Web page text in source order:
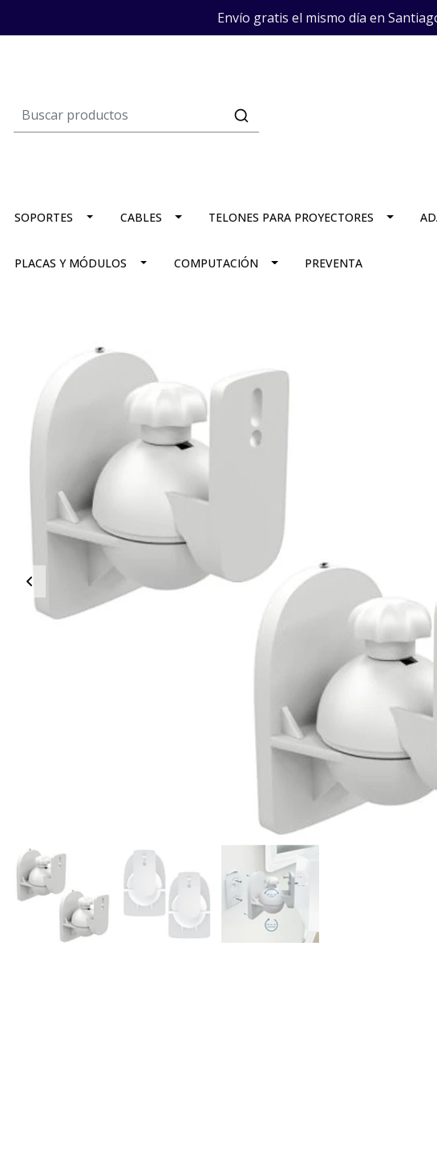
Envío gratis el mismo día en
SOPORTES CABLES TELONES PARA PROYECTORES
PLACAS Y MÓDULOS COMPUTACIÓN PREVENTA